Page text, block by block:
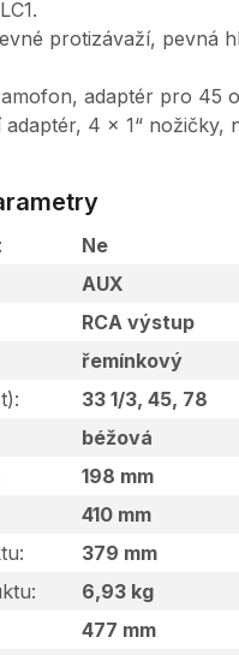
protizávaží, pevná
adaptér pro 45
adaptér, 4 x 1“ nožičky,
Ne
AUX
RCA výstup
řemínkový
33 1/3, 45, 78
béžová
198 mm
410 mm
379 mm
6,93 kg
477 mm